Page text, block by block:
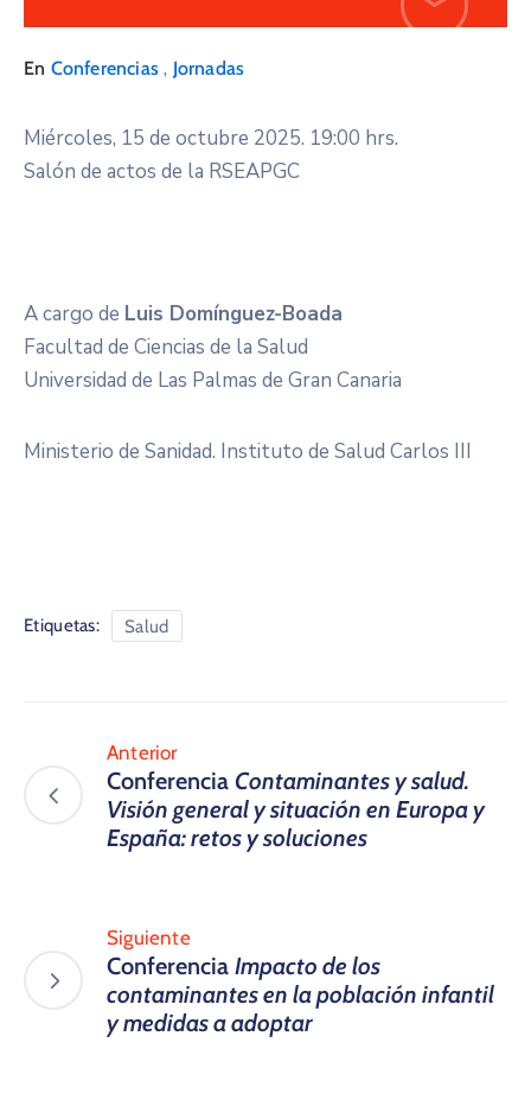
En Conferencias , Jornadas
Miércoles, 15 de octubre 2025. 19:00 hrs.
Salón de actos de la RSEAPGC
A cargo de Luis Domínguez-Boada
Facultad de Ciencias de la Salud
Universidad de Las Palmas de Gran Canaria
Ministerio de Sanidad. Instituto de Salud Carlos III
Etiquetas: Salud
Anterior
Conferencia Contaminantes y salud.
Visión general y situación en Europa y
España: retos y soluciones
Siguiente
Conferencia Impacto de los
contaminantes en la población infantil
y medidas a adoptar